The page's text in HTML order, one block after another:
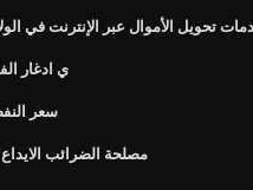
تحويل الأموال عبر الإنترنت في
ي ادغار
سعر
مصلحة الضرائب